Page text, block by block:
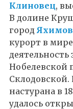
Клиновец,
В долине
городЯхимов
курорт в
Склодовской.
настурана в
удалось